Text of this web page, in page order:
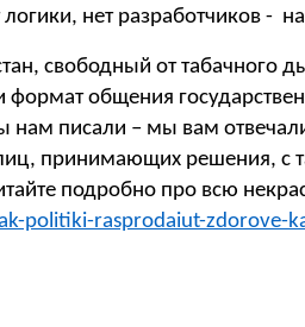
нет разработчиков -
свободный от табачного
формат общения
нам писали – мы вам
принимающих решения, с
подробно про всю
politiki-rasprodaiut-zdorove-